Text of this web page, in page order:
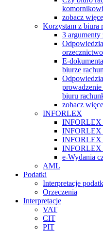
zobacz
Korzystam z biura
3 argumenty
orzecznictwo
E-
biurze
biuru
zobacz
INFORLEX
INFORLEX
INFORLEX
INFORLEX
INFORLEX
e-Wydania
AML
Podatki
Interpretacje
Orzeczenia
Interpretacje
VAT
CIT
PIT